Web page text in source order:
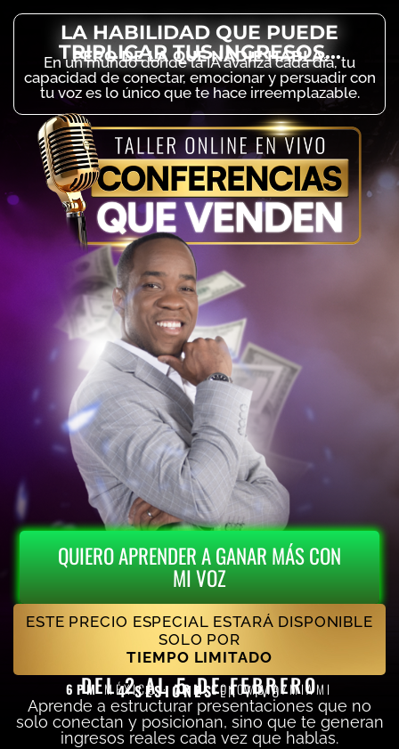
LA HABILIDAD QUE PUEDE
TRIPLICAR TUS INGRESOS...
PERO DE LA QUE NADIE HABLA.
En un mundo donde la IA avanza cada día, tu
capacidad de conectar, emocionar y persuadir con
tu voz es lo único que te hace irreemplazable.
QUIERO APRENDER A GANAR MÁS CON
MI VOZ
ESTE PRECIO ESPECIAL ESTARÁ DISPONIBLE
SOLO POR
TIEMPO LIMITADO
DEL 2 AL 5 DE FEBRERO
6PMMÉXICO ·7PMCOLOMBIA/MIAMI
4 SESIONESEN VIVO
Aprende a estructurar presentaciones que no
solo conectan y posicionan, sino que te generan
ingresos reales cada vez que hablas.